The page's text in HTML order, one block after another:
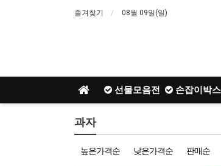
즐겨찾기 08월 09일(일)
선물모음전 손잡이박스
과자
높은가격순 낮은가격순 판매순